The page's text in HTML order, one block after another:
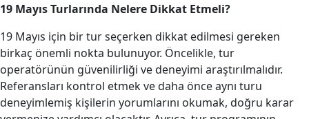
19 Mayıs Turlarında Nelere Dikkat Etmeli?
19 Mayıs için bir tur seçerken dikkat edilmesi gereken
birkaç önemli nokta bulunuyor. Öncelikle, tur
operatörünün güvenilirliği ve deneyimi araştırılmalıdır.
Referansları kontrol etmek ve daha önce aynı turu
deneyimlemiş kişilerin yorumlarını okumak, doğru karar